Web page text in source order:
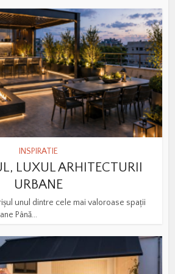
INSPIRATIE
LUXUL ARHITECTURII
URBANE
unul dintre cele mai valoroase spații
Până...